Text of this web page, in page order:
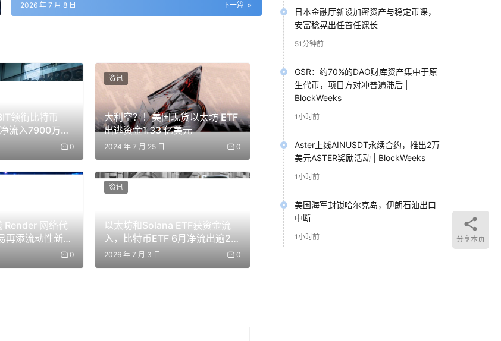
下一篇
2026 年 7 月 8 日
领衔比特币
流入7900万美
续失血
0
大利空？！美国现货以太坊 ETF
出逃资金1.33 亿美元
2024 年 7 月 25 日 0
资讯
Render 网络代
再添流动性新战
0
以太坊和Solana ETF获资金流
入，比特币ETF 6月净流出逾2.9
亿美元
2026 年 7 月 3 日 0
资讯
日本金融厅新设加密资产与稳定币课，
安富稔晃出任首任课长
51分钟前
GSR：约70%的DAO财库资产集中于原
生代币，项目方对冲普遍滞后 |
BlockWeeks
1小时前
Aster上线AINUSDT永续合约，推出2万
美元ASTER奖励活动 | BlockWeeks
1小时前
美国海军封锁哈尔克岛，伊朗石油出口
中断
1小时前 分享本页